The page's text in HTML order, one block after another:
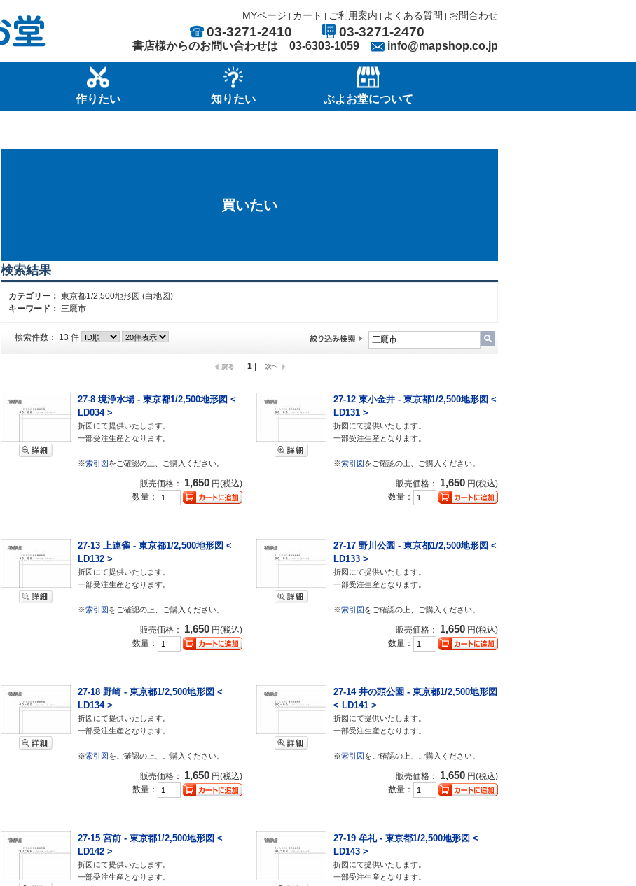
MYページ | カート | ご利用案内 | よくある質問 | お問合わせ
03-3271-2410 03-3271-2470
書店様からのお問い合わせは 03-6303-1059 info@mapshop.co.jp
作りたい 知りたい ぶよお堂について
買いたい
検索結果
カテゴリー： 東京都1/2,500地形図 (白地図)
キーワード： 三鷹市
検索件数： 13 件
1|
27-8 境浄水場 - 東京都1/2,500地形図 <
LD034 >
折図にて提供いたします。
一部受注生産となります。
※索引図をご確認の上、ご購入ください。
販売価格： 1,650 円(税込)
数量：
27-12 東小金井 - 東京都1/2,500地形図 <
LD131 >
折図にて提供いたします。
一部受注生産となります。
※索引図をご確認の上、ご購入ください。
販売価格： 1,650 円(税込)
数量：
27-13 上連雀 - 東京都1/2,500地形図 <
LD132 >
折図にて提供いたします。
一部受注生産となります。
※索引図をご確認の上、ご購入ください。
販売価格： 1,650 円(税込)
数量：
27-17 野川公園 - 東京都1/2,500地形図 <
LD133 >
折図にて提供いたします。
一部受注生産となります。
※索引図をご確認の上、ご購入ください。
販売価格： 1,650 円(税込)
数量：
27-18 野崎 - 東京都1/2,500地形図 <
LD134 >
折図にて提供いたします。
一部受注生産となります。
※索引図をご確認の上、ご購入ください。
販売価格： 1,650 円(税込)
数量：
27-14 井の頭公園 - 東京都1/2,500地形図
< LD141 >
折図にて提供いたします。
一部受注生産となります。
※索引図をご確認の上、ご購入ください。
販売価格： 1,650 円(税込)
数量：
27-15 宮前 - 東京都1/2,500地形図 <
LD142 >
折図にて提供いたします。
一部受注生産となります。
27-19 牟礼 - 東京都1/2,500地形図 <
LD143 >
折図にて提供いたします。
一部受注生産となります。